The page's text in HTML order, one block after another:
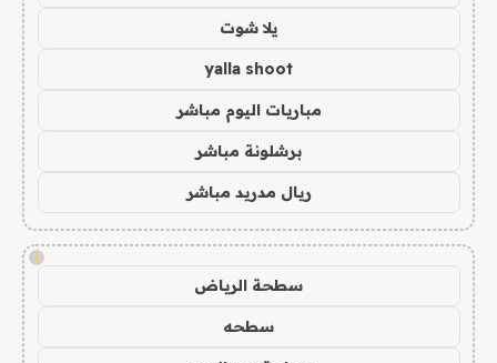
يلا شوت
yalla shoot
مباريات اليوم مباشر
برشلونة مباشر
ريال مدريد مباشر
!
سطحة الرياض
سطحه